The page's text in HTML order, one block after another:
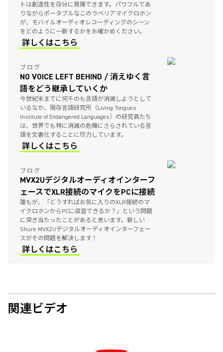
トは創造性を存分に発揮できます。パワフルであ
りながらポータブルなこのラベリアマイクロホン
が、モバイルオーディオレコーディングのシーン
をどのように一新するかをお確かめください。
詳しくはこちら
ブログ
NO VOICE LEFT BEHIND / 消えゆく言
語をどう継承していくか
今世紀末までに何千のも言語が消滅しようとして
いるなか、現存言語研究所（Living Tongues
Institute of Endangered Languages）の研究員たち
は、世界でも特に消滅の危機にさらされている言
語を文書化することに尽力しています。
詳しくはこちら
ブログ
MVX2Uデジタルオーディオインターフ
ェースでXLR接続のマイクをPCに接続
誰もが、「どうすればお気に入りのXLR接続のマ
イクロホンからPCに収音できるか？」という問題
に突き当たったことがあると思います。新しい
Shure MVX2Uデジタルオーディオインターフェー
スがその問題を解決します！
詳しくはこちら
関連ビデオ